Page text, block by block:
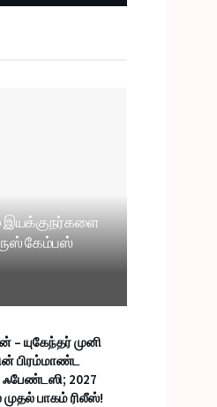
இயக்குநர்களை
கேம்பஸ்
– யுகேந்தர் முனி
பிரம்மாண்ட
2027
பாகம் ரிலீஸ்!